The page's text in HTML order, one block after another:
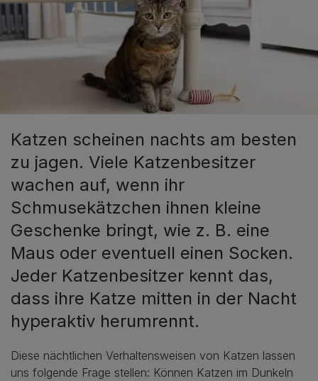
Katzen scheinen nachts am besten
zu jagen. Viele Katzenbesitzer
wachen auf, wenn ihr
Schmusekätzchen ihnen kleine
Geschenke bringt, wie z. B. eine
Maus oder eventuell einen Socken.
Jeder Katzenbesitzer kennt das,
dass ihre Katze mitten in der Nacht
hyperaktiv herumrennt.
Diese nächtlichen Verhaltensweisen von Katzen lassen
uns folgende Frage stellen: Können Katzen im Dunkeln